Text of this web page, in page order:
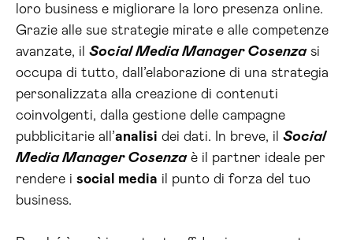
loro business e migliorare la loro presenza online.
Grazie alle sue strategie mirate e alle competenze
avanzate, il Social Media Manager Cosenzasi
occupa di tutto, dall’elaborazione di una strategia
personalizzata alla creazione di contenuti
coinvolgenti, dalla gestione delle campagne
pubblicitarie all’analisi dei dati. In breve, il Social
Media Manager Cosenzaè il partner ideale per
rendere i social media il punto di forza del tuo
business.